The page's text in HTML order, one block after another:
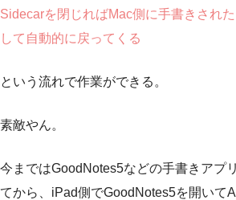
Sidecarを閉じればMac側に手書きされ
して自動的に戻ってくる
という流れで作業ができる。
素敵やん。
今まではGoodNotes5などの手書きアプ
てから、iPad側でGoodNotes5を開いて